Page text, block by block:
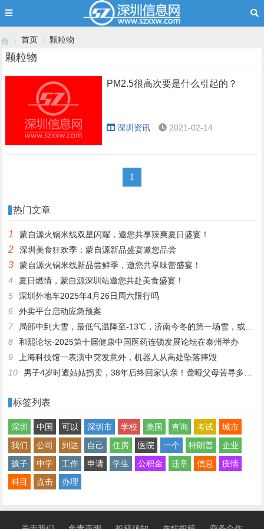
首页
›
颗粒物
颗粒物
PM2.5很高次要是什么引起的？
深圳资讯 2021-02-14
1
热门文章
1 蒙自源火锅米线双星闪耀，邀您共享辣爽夏日盛宴！
2 深圳美食狂欢季：蒙自源新品盛宴邀您品尝
3
蒙自源火锅米线新品尝鲜季，邀您共享味蕾盛宴！
4
夏日燃情，蒙自源深圳站邀您共赴美食盛宴！
5
深圳外地车2025年4月26日周六限行吗
6
外卖平台启动应急预案
7
局部中到大雪，最低气温降至-13℃，济南今冬的第一场雪，或跟去年同一时间！
8
和熙论坛·2025第十届健康中国医药连锁发展论坛在泰州举办
9
上海科技馆一表演中突发意外，机器人从高处坠落摔毁
10
男子4岁时遭姑姑拐卖，38年后终回家认亲！聋哑父母苦寻多年，母亲已抱憾离世丨红星寻人
标签列表
深圳 中国 可以 深圳市 学校 美国 查询 考试
城市
我们
公司 到达 自己 住房 医院 一个 特朗普
企业
孩子
中学 工作 申请 学生 公积金 违章 信息
疫情
科目
点击 办理